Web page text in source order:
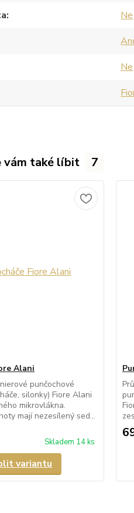
Ne
Ne
vám také líbit 7
Alani
punčochové
silonky) Fiore Alani
mikrovlákna.
mají nezesílený sed...
Skladem 14 ks
variantu